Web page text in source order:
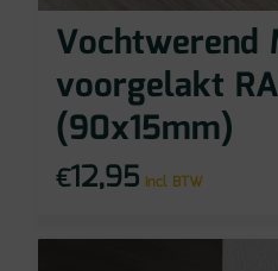
Vochtwerend
voorgelakt
(90x15mm)
€12,95 incl BTW